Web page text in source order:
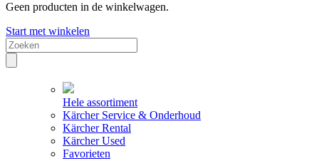
Geen producten in de winkelwagen.
Start met winkelen
Hele assortiment
Kärcher Service & Onderhoud
Kärcher Rental
Kärcher Used
Favorieten